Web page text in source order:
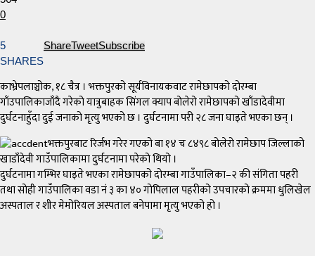
0
5
SHARES
ShareTweetSubscribe
काभ्रेपलाञ्चोक, १८ चैत्र । भक्तपुरको सूर्यविनायकवाट रामेछापको दोरम्बा
गाँउपालिकाजाँदै गरेको यात्रुबाहक सिंगल क्याप बोलेरो रामेछापको खाँडादेवीमा
दुर्घटनाहुँदा दुई जनाको मृत्यु भएको छ । दुर्घटनामा परी २८ जना घाइते भएका छन् ।
भक्तपुरबाट रिर्जभ गरेर गएको बा १४ च ८४९८ बोलेरो रामेछाप जिल्लाको
खाडाँदेवी गाउँपालिकामा दुर्घटनामा परेको थियो ।
दुर्घटनामा गम्भिर घाइते भएका रामेछापको दोरम्बा गाउँपालिका–२ की संगिता पहरी
तथा सोही गाउँपालिका वडा नं ३ का ४० गोपिलाल पहरीको उपचारको क्रममा धुलिखेल
अस्पताल र शीर मेमोरियल अस्पताल बनेपामा मृत्यु भएको हो ।